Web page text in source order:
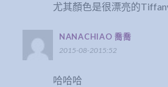
尤其顏色是很漂亮的
NANACHIAO 喬喬
2015-08-2015:52
哈哈哈